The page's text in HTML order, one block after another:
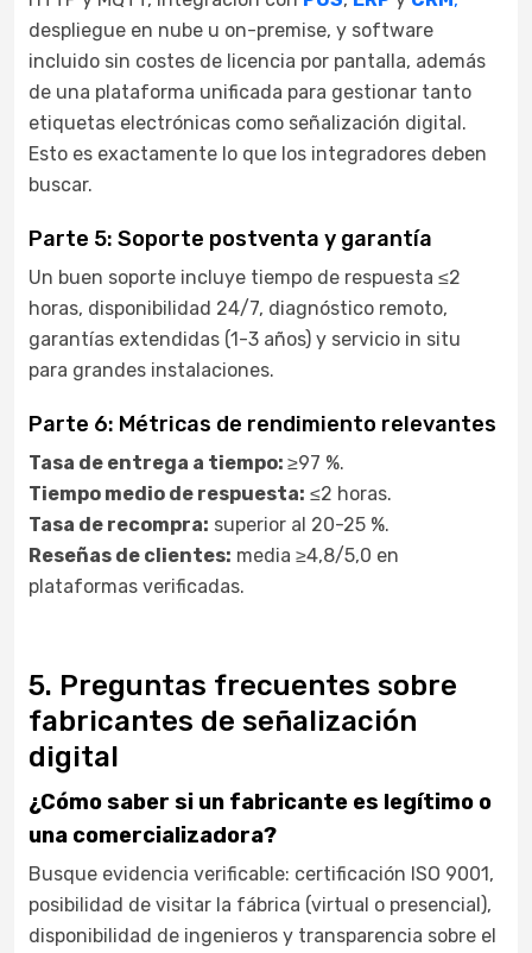
despliegue en nube u on-premise, y software
incluido sin costes de licencia por pantalla, además
de una plataforma unificada para gestionar tanto
etiquetas electrónicas como señalización digital.
Esto es exactamente lo que los integradores deben
buscar.
Parte 5: Soporte postventa y garantía
Un buen soporte incluye tiempo de respuesta ≤2
horas, disponibilidad 24/7, diagnóstico remoto,
garantías extendidas (1-3 años) y servicio in situ
para grandes instalaciones.
Parte 6: Métricas de rendimiento relevantes
Tasa de entrega a tiempo: ≥97 %.
Tiempo medio de respuesta: ≤2 horas.
Tasa de recompra: superior al 20-25 %.
Reseñas de clientes: media ≥4,8/5,0 en
plataformas verificadas.
5. Preguntas frecuentes sobre
fabricantes de señalización
digital
¿Cómo saber si un fabricante es legítimo o
una comercializadora?
Busque evidencia verificable: certificación ISO 9001,
posibilidad de visitar la fábrica (virtual o presencial),
disponibilidad de ingenieros y transparencia sobre el